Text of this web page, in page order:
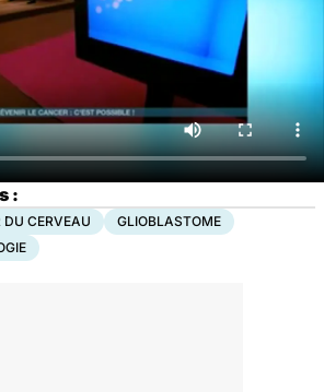
:
DU CERVEAU
GLIOBLASTOME